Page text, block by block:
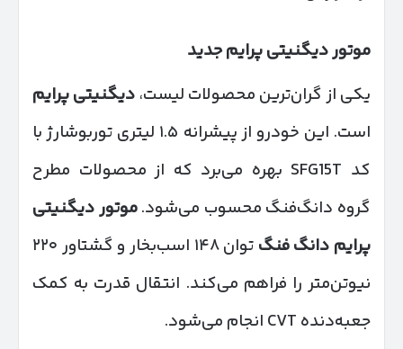
موتور دیگنیتی پرایم جدید
یکی از گران‌ترین محصولات لیست، دیگنیتی پرایم
است. این خودرو از پیشرانه ۱.۵ لیتری توربوشارژ با
کد SFG15T بهره می‌برد که از محصولات مطرح
گروه دانگ‌فنگ محسوب می‌شود.موتور دیگنیتی
پرایم دانگ فنگ
توان ۱۴۸ اسب‌بخار و گشتاور ۲۲۰
نیوتن‌متر را فراهم می‌کند. انتقال قدرت به کمک
جعبه‌دنده CVT انجام می‌شود.